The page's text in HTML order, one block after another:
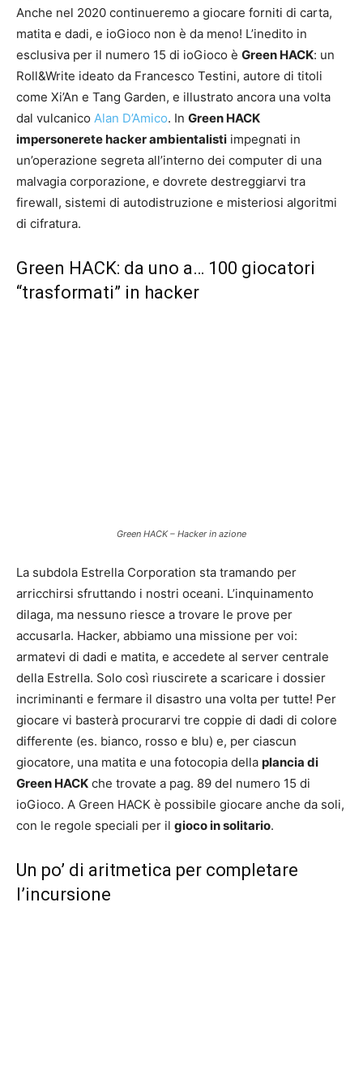
Anche nel 2020 continueremo a giocare forniti di carta,
matita e dadi, e ioGioco non è da meno! L’inedito in
esclusiva per il numero 15 di ioGioco è Green HACK: un
Roll&Write ideato da Francesco Testini, autore di titoli
come Xi’An e Tang Garden, e illustrato ancora una volta
dal vulcanico Alan D’Amico. In Green HACK
impersonerete hacker ambientalisti impegnati in
un’operazione segreta all’interno dei computer di una
malvagia corporazione, e dovrete destreggiarvi tra
firewall, sistemi di autodistruzione e misteriosi algoritmi
di cifratura.
Green HACK: da uno a… 100 giocatori
“trasformati” in hacker
Green HACK – Hacker in azione
La subdola Estrella Corporation sta tramando per
arricchirsi sfruttando i nostri oceani. L’inquinamento
dilaga, ma nessuno riesce a trovare le prove per
accusarla. Hacker, abbiamo una missione per voi:
armatevi di dadi e matita, e accedete al server centrale
della Estrella. Solo così riuscirete a scaricare i dossier
incriminanti e fermare il disastro una volta per tutte! Per
giocare vi basterà procurarvi tre coppie di dadi di colore
differente (es. bianco, rosso e blu) e, per ciascun
giocatore, una matita e una fotocopia della plancia di
Green HACK che trovate a pag. 89 del numero 15 di
ioGioco. A Green HACK è possibile giocare anche da soli,
con le regole speciali per il gioco in solitario.
Un po’ di aritmetica per completare
l’incursione